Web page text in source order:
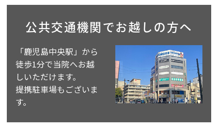
公共交通機関で お越しの方へ
「鹿児島中央駅」から
徒歩1分で当院へお越
しいただけます。
提携駐車場もございま
す。